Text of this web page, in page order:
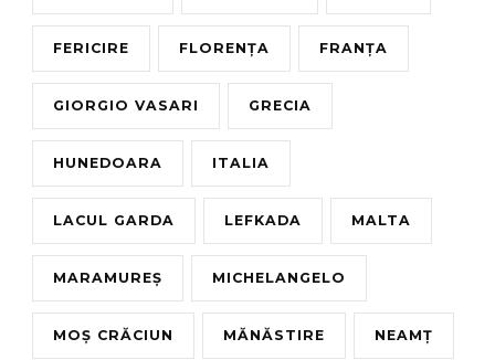
FERICIRE FLORENȚA FRANȚA
GIORGIO VASARI GRECIA
HUNEDOARA ITALIA
LACUL GARDA LEFKADA MALTA
MARAMUREȘ MICHELANGELO
MOȘ CRĂCIUN MĂNĂSTIRE NEAMȚ